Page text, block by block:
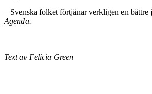
– Svenska folket förtjänar verkligen en bättre
Agenda.
Text av Felicia Green